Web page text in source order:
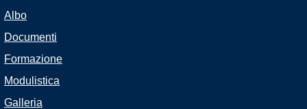
Albo
Documenti
Formazione
Modulistica
Galleria